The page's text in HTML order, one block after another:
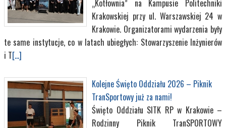
„Kotłownia” na Kampusie Politechniki
Krakowskiej przy ul. Warszawskiej 24 w
Krakowie. Organizatorami wydarzenia były
te same instytucje, co w latach ubiegłych: Stowarzyszenie Inżynierów
i T[...]
Kolejne Święto Oddziału 2026 – Piknik
TranSportowy już za nami!
Święto Oddziału SITK RP w Krakowie –
Rodzinny Piknik TranSPORTOWY